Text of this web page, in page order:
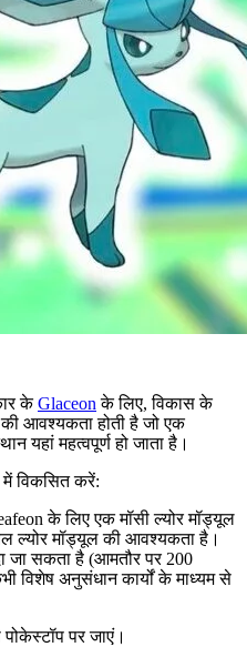
केGlaceon के लिए, विकास के
आवश्यकता होती है जो एक
यहां महत्वपूर्ण हो जाता है।
विकसित करें:
के लिए एक मॉसी ल्योर मॉड्यूल
ल्योर मॉड्यूल की आवश्यकता है।
जा सकता है (आमतौर पर 200
विशेष अनुसंधान कार्यों के माध्यम से
पोकेस्टॉप पर जाएं।